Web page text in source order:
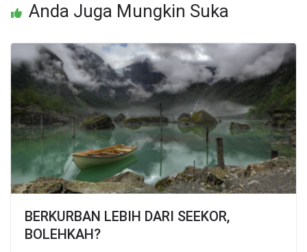
Anda Juga Mungkin Suka
BERKURBAN LEBIH DARI SEEKOR,
BOLEHKAH?